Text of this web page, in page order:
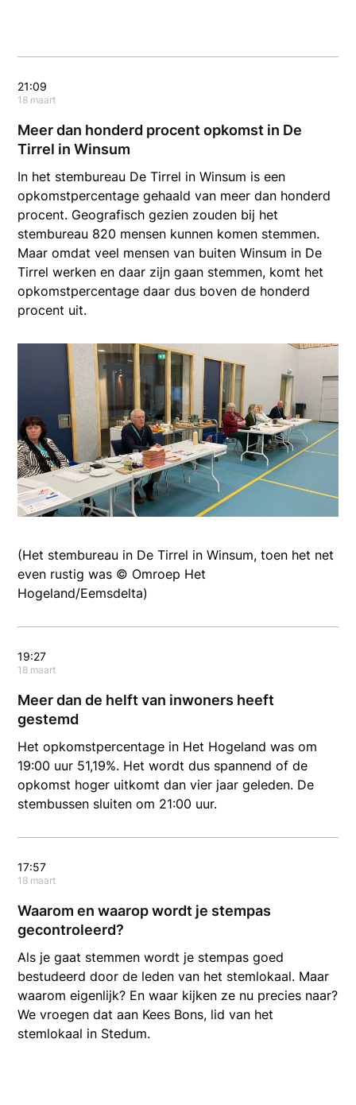
21:09
18 maart
Meer dan honderd procent opkomst in De
Tirrel in Winsum
In het stembureau De Tirrel in Winsum is een
opkomstpercentage gehaald van meer dan honderd
procent. Geografisch gezien zouden bij het
stembureau 820 mensen kunnen komen stemmen.
Maar omdat veel mensen van buiten Winsum in De
Tirrel werken en daar zijn gaan stemmen, komt het
opkomstpercentage daar dus boven de honderd
procent uit.
(Het stembureau in De Tirrel in Winsum, toen het net
even rustig was © Omroep Het
Hogeland/Eemsdelta)
19:27
18 maart
Meer dan de helft van inwoners heeft
gestemd
Het opkomstpercentage in Het Hogeland was om
19:00 uur 51,19%. Het wordt dus spannend of de
opkomst hoger uitkomt dan vier jaar geleden. De
stembussen sluiten om 21:00 uur.
17:57
18 maart
Waarom en waarop wordt je stempas
gecontroleerd?
Als je gaat stemmen wordt je stempas goed
bestudeerd door de leden van het stemlokaal. Maar
waarom eigenlijk? En waar kijken ze nu precies naar?
We vroegen dat aan Kees Bons, lid van het
stemlokaal in Stedum.